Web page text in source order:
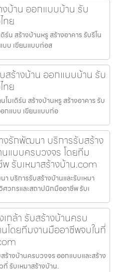
บ้าน ออกแบบบ้าน รับ
ทย
น สร้างบ้านหรู สร้างอาคาร รับรีโน
บบ เขียนแบบก่อส
สร้างบ้าน ออกแบบบ้าน รับ
ทย
มเดิร์น สร้างบ้านหรู สร้างอาคาร รับ
กแบบ เขียนแบบก่อ
รักพัฒนา บริการรับสร้าง
นแบบครบวงจร โดยทีม
รับเหมาสร้างบ้าน.com
บริการรับสร้างบ้านและรับเหมา
วกรและสถาปนิกมืออาชีพ รับเ
กล้า รับสร้างบ้านครบ
โดยทีมงานมืออาชีพจบในที่
ร้างบ้านครบวงจร ออกแบบและสร้าง
รับเหมาสร้างบ้าน.